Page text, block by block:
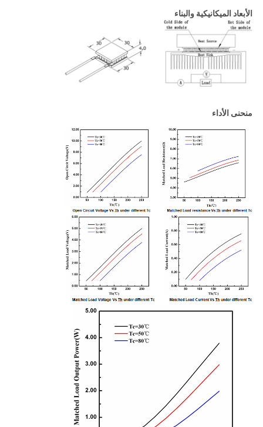
الأبعاد الميكانيكية والبناء
منحنى الأداء